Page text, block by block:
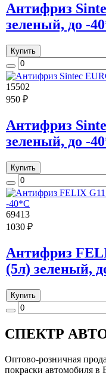
Антифриз
зеленый, до -
Купить
15502
950 ₽
Антифриз
зеленый, до -
Купить
69413
1030 ₽
Антифриз
(5л) зеленый,
Купить
СПЕКТР
Оптово-розничная
покраски автомобиля в